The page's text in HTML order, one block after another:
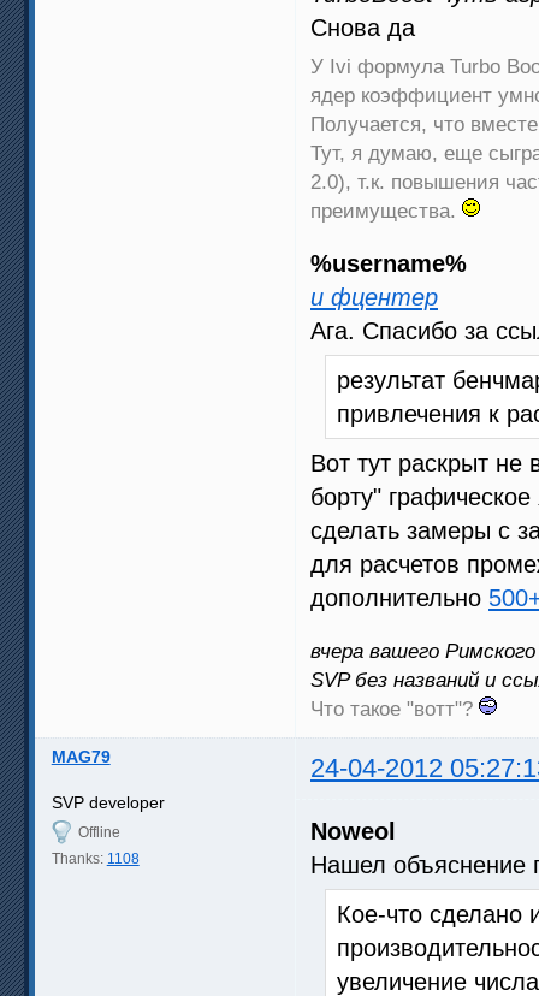
Снова да
У Ivi формула Turbo
ядер коэффициент
Получается, что
Тут, я думаю, еще
2.0), т.к. повышения
преимущества.
%username%
и фцентeр
Ага. Спасибо за
результат
привлечения к
Вот тут раскрыт не
борту"
сделать замеры с
для расчетов
дополнительно
вчера вашего
SVP без названий и
Что такое "вотт"?
MAG79 24-04-2012
SVP developer
Offline
Thanks: 1108
Noweol
Нашел объяснение
Кое-что сделано
увеличение